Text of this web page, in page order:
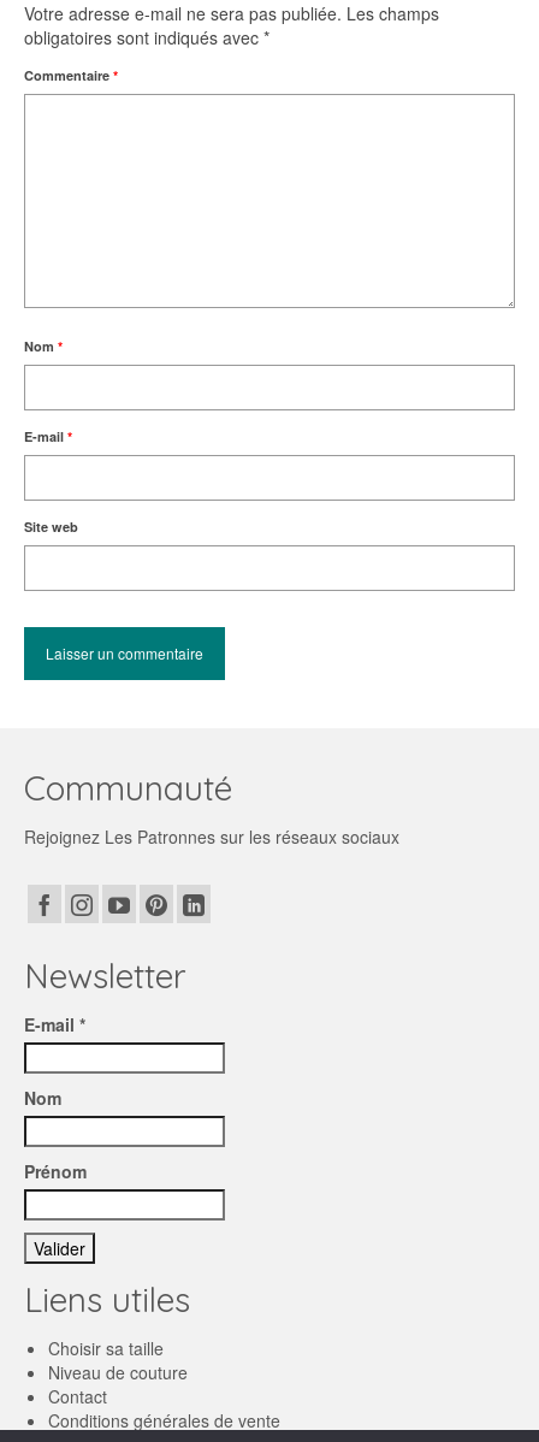
Votre adresse e-mail ne sera pas publiée. Les champs
obligatoires sont indiqués avec *
Commentaire *
Nom *
E-mail *
Site web
Communauté
Rejoignez Les Patronnes sur les réseaux sociaux
Newsletter
E-mail *
Nom
Prénom
Liens utiles
Choisir sa taille
Niveau de couture
Contact
Conditions générales de vente